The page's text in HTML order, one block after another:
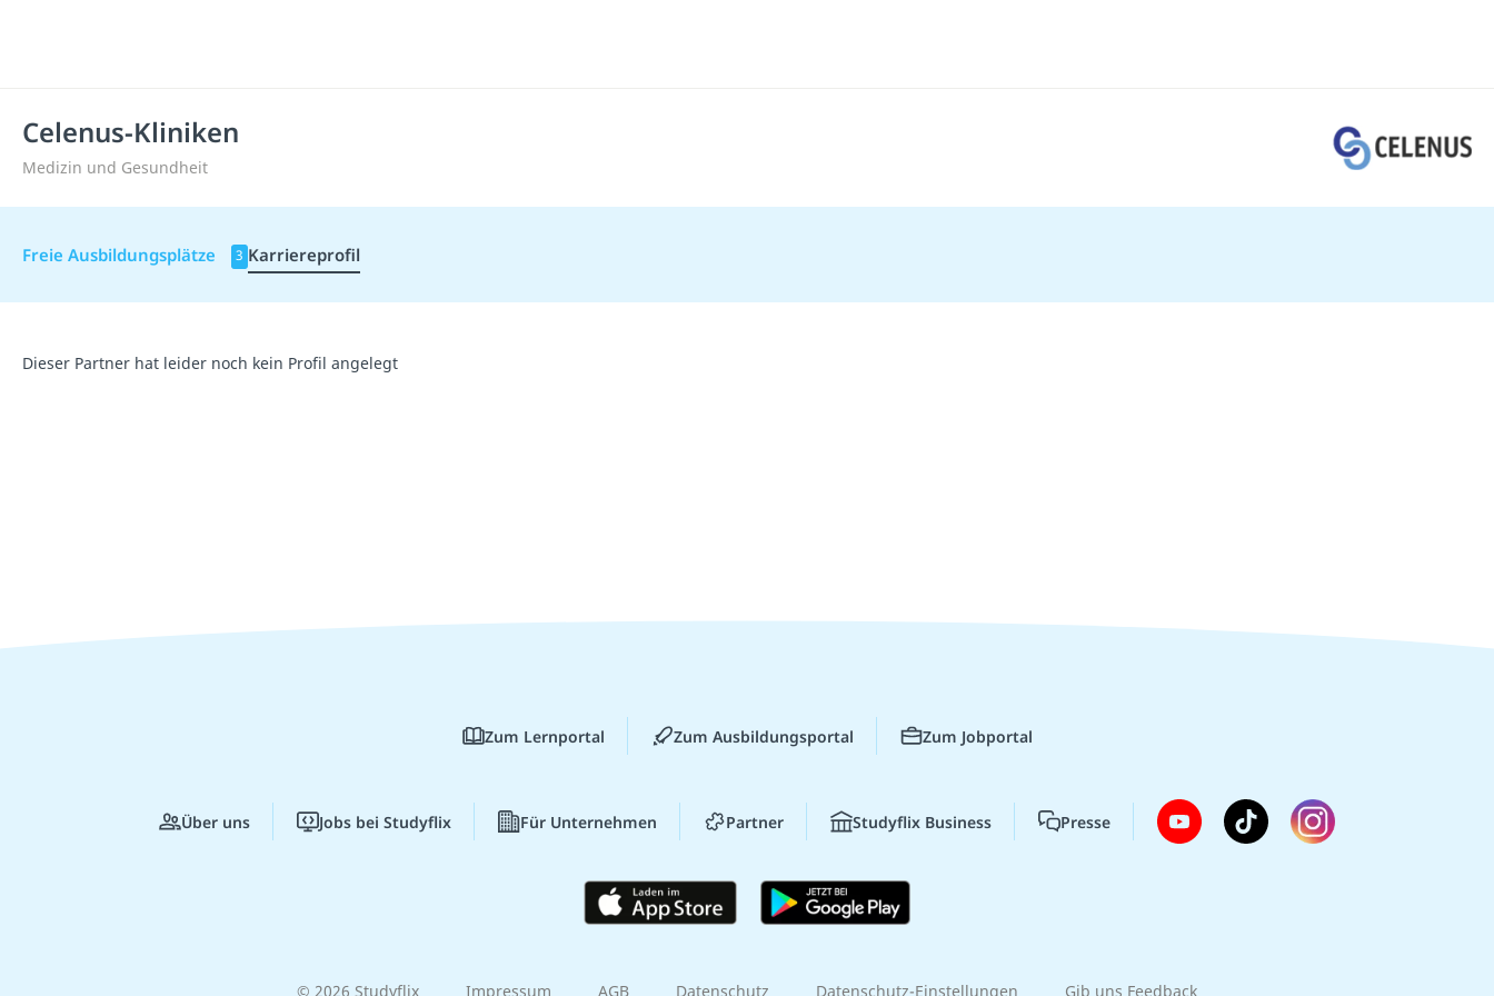
Celenus-Kliniken
Medizin und Gesundheit
Freie Ausbildungsplätze 3 Karriereprofil
Dieser Partner hat leider noch kein Profil angelegt
Zum Lernportal Zum Ausbildungsportal Zum Jobportal
Über uns Jobs bei Studyflix Für Unternehmen Partner Studyflix Business Presse
© 2026 Studyflix Impressum AGB Datenschutz Datenschutz-Einstellungen Gib uns Feedback